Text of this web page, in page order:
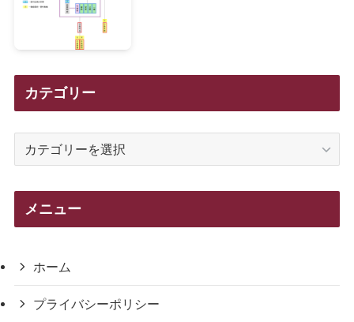
カテゴリー
メニュー
ホーム
プライバシーポリシー